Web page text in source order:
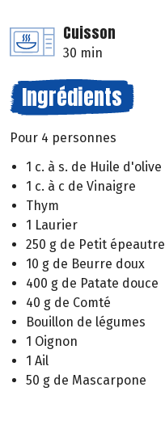
Cuisson
30 min
Ingrédients
Pour 4 personnes
1 c. à s. de Huile d'olive
1 c. à c de Vinaigre
Thym
1 Laurier
250 g de Petit épeautre
10 g de Beurre doux
400 g de Patate douce
40 g de Comté
Bouillon de légumes
1 Oignon
1 Ail
50 g de Mascarpone